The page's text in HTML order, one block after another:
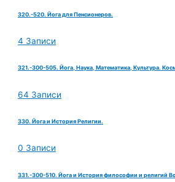
320.-520. Йога для Пенсионеров.
4 Записи
321.-300-505. Йога, Наука, Математика, Культура.
64 Записи
330. Йога и История Религии.
0 Записи
331.-300-510. Йога и История философии и религий